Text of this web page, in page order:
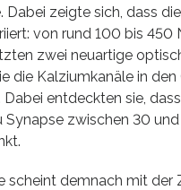
Dabei zeigte sich, dass
von rund 100 bis 450
zwei neuartige
die Kalziumkanäle in den
Dabei entdeckten sie,
Synapse zwischen 30
scheint demnach mit der